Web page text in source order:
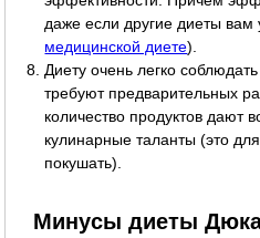
даже если другие диеты вам
медицинской диете).
Диету очень легко
требуют предварительных
количество продуктов дают
кулинарные таланты (это
покушать).
Минусы диеты